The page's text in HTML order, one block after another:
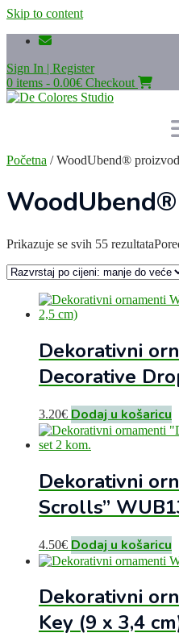
Skip to content
Sign In | Register
0 items - 0.00€ Checkout
Početna / WoodUbend®
Prikazuje se svih 55 rezultata
Dekorativni
Decorative
3.20€ Dodaj u košaricu
Dekorativni
Scrolls”
4.50€ Dodaj u košaricu
Dekorativni
Key (9 x 3,4